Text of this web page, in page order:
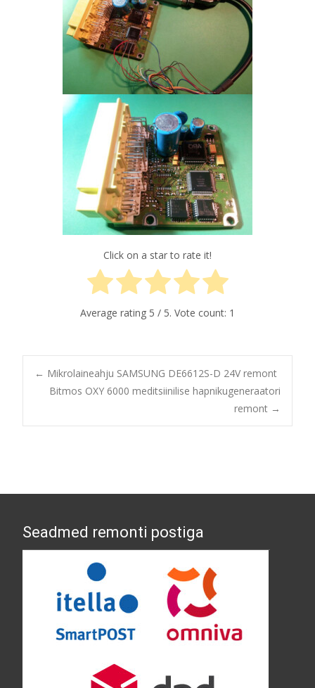
Click on a star to rate it!
Average rating 5 / 5. Vote count: 1
Post
navigation
← Mikrolaineahju SAMSUNG DE6612S-D 24V remont
Bitmos OXY 6000 meditsiinilise hapnikugeneraatori
remont →
Seadmed remonti postiga